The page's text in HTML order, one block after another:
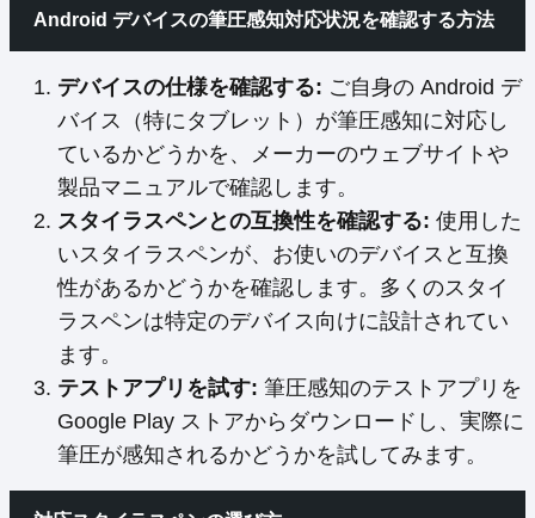
Android デバイスの筆圧感知対応状況を確認する方法
デバイスの仕様を確認する: ご自身の Android デ
バイス（特にタブレット）が筆圧感知に対応し
ているかどうかを、メーカーのウェブサイトや
製品マニュアルで確認します。
スタイラスペンとの互換性を確認する: 使用した
いスタイラスペンが、お使いのデバイスと互換
性があるかどうかを確認します。多くのスタイ
ラスペンは特定のデバイス向けに設計されてい
ます。
テストアプリを試す: 筆圧感知のテストアプリを
Google Play ストアからダウンロードし、実際に
筆圧が感知されるかどうかを試してみます。